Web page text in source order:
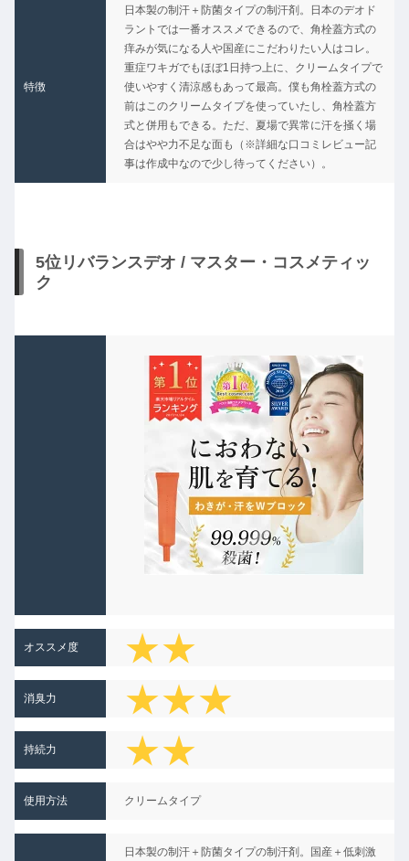
★
特徴
日本製の制汗＋防菌タイプの制汗剤。日本のデオド
ラントでは一番オススメできるので、角栓蓋方式の
痒みが気になる人や国産にこだわりたい人はコレ。
重症ワキガでもほぼ1日持つ上に、クリームタイプで
使いやすく清涼感もあって最高。僕も角栓蓋方式の
前はこのクリームタイプを使っていたし、角栓蓋方
式と併用もできる。ただ、夏場で異常に汗を掻く場
合はやや力不足な面も（※詳細な口コミレビュー記
事は作成中なので少し待ってください）。
5位リバランスデオ / マスター・コスメティッ
ク
オススメ度
★★
★★
★
消臭力
★★★
★★
持続力
★★
★★
使用方法 クリームタイプ
日本製の制汗＋防菌タイプの制汗剤。国産＋低刺激